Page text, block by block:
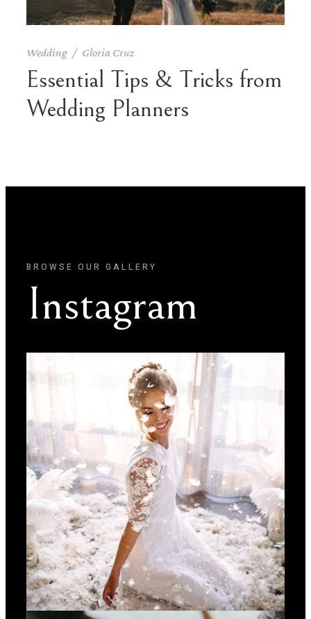
Wedding Gloria Cruz
Essential Tips & Tricks from
Wedding Planners
BROWSE OUR GALLERY
Instagram